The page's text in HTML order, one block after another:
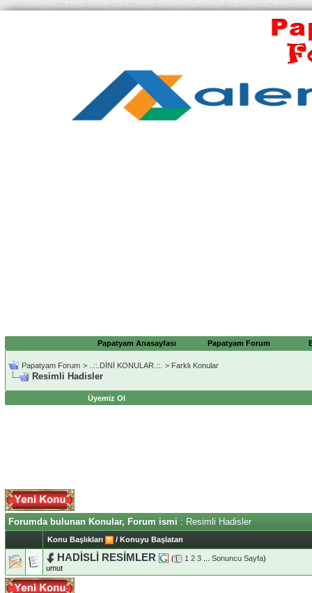
Papatyam Anasayfası Papatyam Forum
Papatyam Forum > ..::.DİNİ KONULAR.::. > Farklı Konular
Resimli Hadisler
Üyemiz Ol
Forumda bulunan Konular, Forum ismi : Resimli Hadisler
Konu Başlıkları / Konuyu Başlatan
HADİSLİ RESİMLER ( 1 2 3 Sonuncu Sayfa)
umut